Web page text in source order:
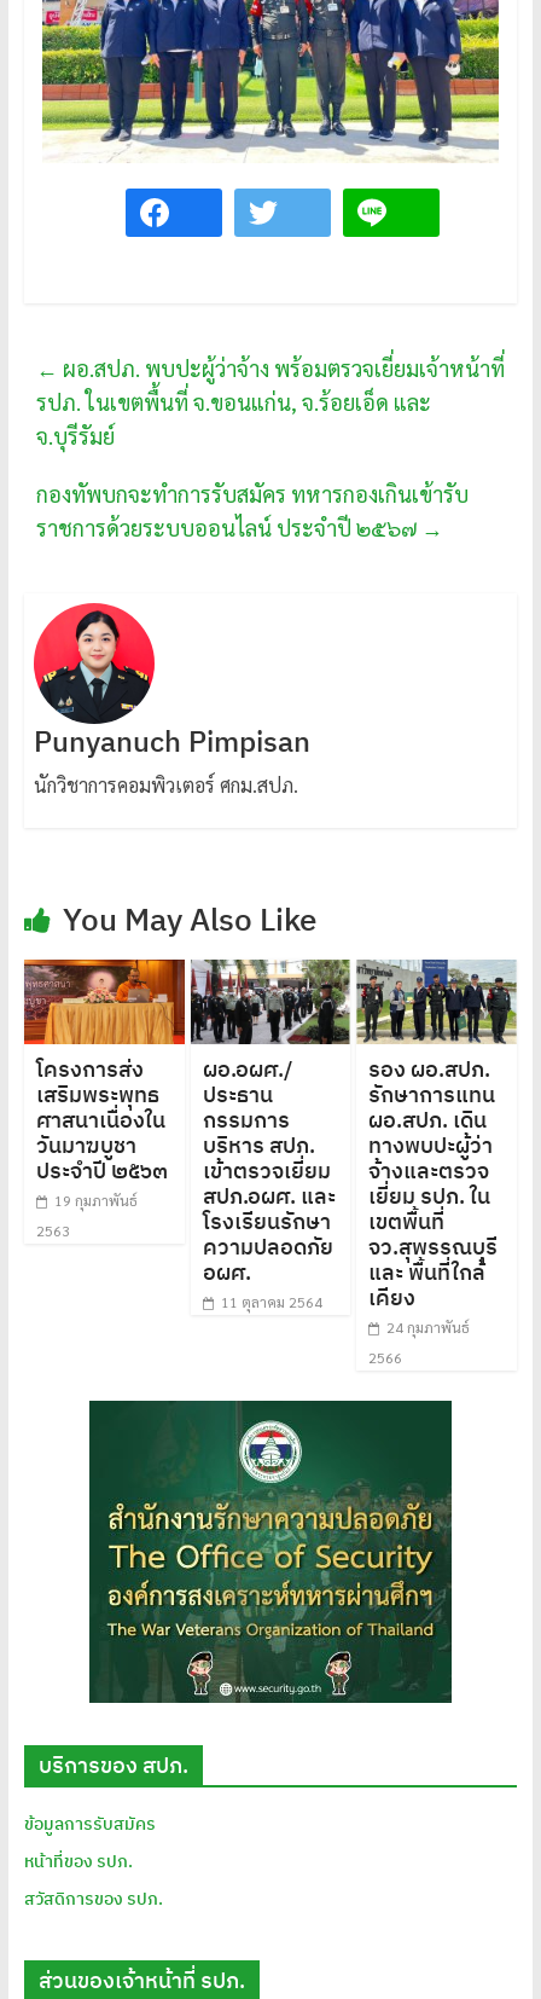
← ผอ.สปภ. พบปะผู้ว่าจ้าง พร้อมตรวจเยี่ยมเจ้าหน้าที่
รปภ. ในเขตพื้นที่ จ.ขอนแก่น, จ.ร้อยเอ็ด และ
จ.บุรีรัมย์
กองทัพบกจะทำการรับสมัคร ทหารกองเกินเข้ารับ
ราชการด้วยระบบออนไลน์ ประจำปี ๒๕๖๗ →
Punyanuch Pimpisan
นักวิชาการคอมพิวเตอร์ ศกม.สปภ.
You May Also Like
โครงการส่ง
เสริมพระพุทธ
ศาสนาเนื่องใน
วันมาฆบูชา
ประจำปี ๒๕๖๓
19 กุมภาพันธ์
2563
ผอ.อผศ./
ประธาน
กรรมการ
บริหาร สปภ.
เข้าตรวจเยี่ยม
สปภ.อผศ. และ
โรงเรียนรักษา
ความปลอดภัย
อผศ.
11 ตุลาคม 2564
รอง ผอ.สปภ.
รักษาการแทน
ผอ.สปภ. เดิน
ทางพบปะผู้ว่า
จ้างและตรวจ
เยี่ยม รปภ. ใน
เขตพื้นที่
จว.สุพรรณบุรี
และ พื้นที่ใกล้
เคียง
24 กุมภาพันธ์
2566
บริการของ สปภ.
ข้อมูลการรับสมัคร
หน้าที่ของ รปภ.
สวัสดิการของ รปภ.
ส่วนของเจ้าหน้าที่ รปภ.